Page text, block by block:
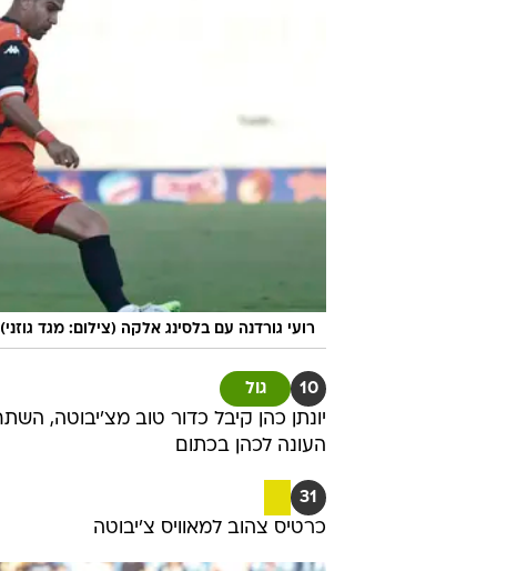
רועי גורדנה עם בלסינג אלקה (צילום: מגד גוזני)
10 גול
העונה לכהן בכתום
31
כרטיס צהוב למאוויס צ'יבוטה